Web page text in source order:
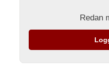
Redan